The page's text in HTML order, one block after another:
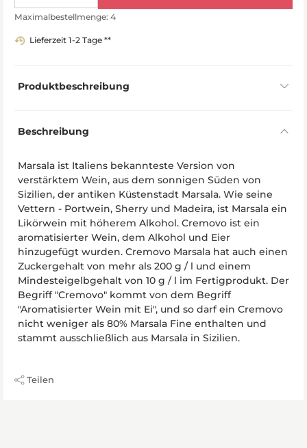
Maximalbestellmenge: 4
Lieferzeit 1-2 Tage **
Produktbeschreibung
Beschreibung
Marsala ist Italiens bekannteste Version von
verstärktem Wein, aus dem sonnigen Süden von
Sizilien, der antiken Küstenstadt Marsala. Wie seine
Vettern - Portwein, Sherry und Madeira, ist Marsala ein
Likörwein mit höherem Alkohol. Cremovo ist ein
aromatisierter Wein, dem Alkohol und Eier
hinzugefügt wurden. Cremovo Marsala hat auch einen
Zuckergehalt von mehr als 200 g / l und einem
Mindesteigelbgehalt von 10 g / l im Fertigprodukt. Der
Begriff "Cremovo" kommt von dem Begriff
"Aromatisierter Wein mit Ei", und so darf ein Cremovo
nicht weniger als 80% Marsala Fine enthalten und
stammt ausschließlich aus Marsala in Sizilien.
Teilen